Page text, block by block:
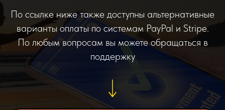
По ссылке ниже также доступны альтернативные
варианты оплаты по системам PayPal и Stripe.
По любым вопросам вы можете обращаться в
поддержку